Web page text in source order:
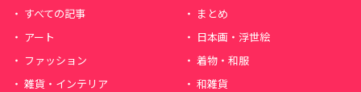
すべての記事
まとめ
アート
日本画・浮世絵
ファッション
着物・和服
雑貨・インテリア
和雑貨